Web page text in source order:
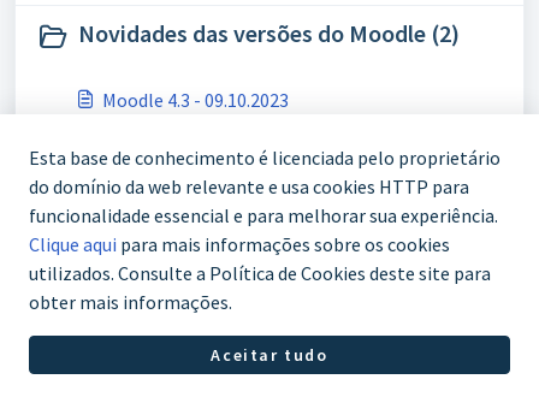
Novidades das versões do Moodle (2)
Moodle 4.3 - 09.10.2023
Moodle 4.4 - 22.04.2024
Começando (1)
Upload de usuários via arquivo CSV
Esta base de conhecimento é licenciada pelo proprietário
do domínio da web relevante e usa cookies HTTP para
funcionalidade essencial e para melhorar sua experiência.
Clique aqui para mais informações sobre os cookies
utilizados. Consulte a Política de Cookies deste site para
obter mais informações.
Aceitar tudo